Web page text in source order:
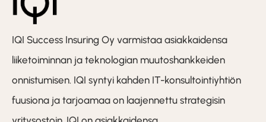
IQI Success Insuring Oy varmistaa asiakkaidensa
liiketoiminnan ja teknologian muutoshankkeiden
onnistumisen. IQI syntyi kahden IT-konsultointiyhtiön
fuusiona ja tarjoamaa on laajennettu strategisin